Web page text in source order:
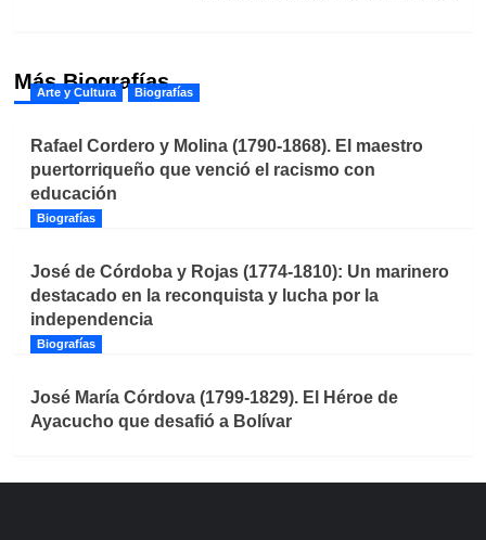
Más Biografías
Arte y Cultura Biografías
Rafael Cordero y Molina (1790-1868). El maestro
puertorriqueño que venció el racismo con
educación
Biografías
José de Córdoba y Rojas (1774-1810): Un marinero
destacado en la reconquista y lucha por la
independencia
Biografías
José María Córdova (1799-1829). El Héroe de
Ayacucho que desafió a Bolívar